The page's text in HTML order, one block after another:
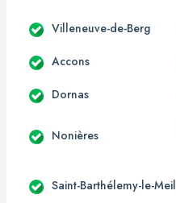
Villeneuve-de-Berg
Accons
Dornas
Nonières
Saint-Barthélemy-le-Meil